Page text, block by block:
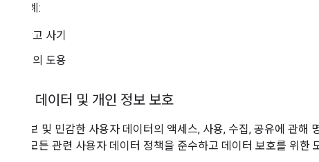
위반 사례:
광고 사기
명의 도용
사용자 데이터 및 개인 정보 보호
개인 정보 및 민감한 사용자 데이터의 액세스, 사용, 수집, 공유에 관
용되는 모든 관련 사용자 데이터 정책을 준수하고 데이터 보호를 위한